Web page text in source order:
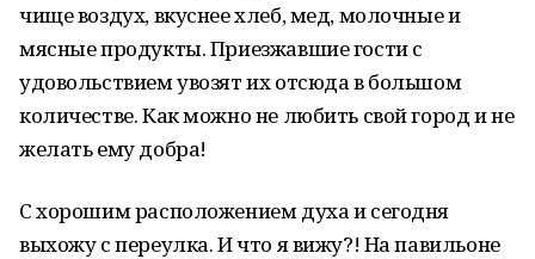
чище воздух, вкуснее хлеб, мед, молочные и
мясные продукты. Приезжавшие гости с
удовольствием увозят их отсюда в большом
количестве. Как можно не любить свой город и не
желать ему добра!
С хорошим расположением духа и сегодня
выхожу с переулка. И что я вижу?! На павильоне